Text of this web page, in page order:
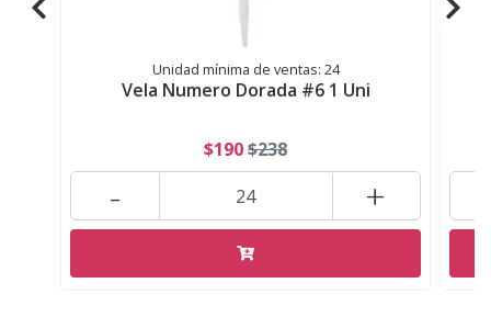
Unidad mínima de ventas: 24
Vela Numero Dorada #6 1 Uni
$190$238
+
-